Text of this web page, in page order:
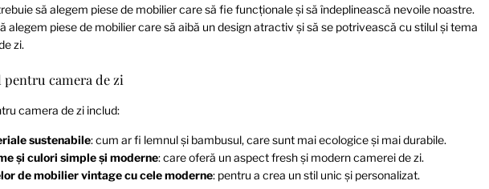
să alegem piese de mobilier care să fie funcționale și să îndeplinească nevoile noastre.
alegem piese de mobilier care să aibă un design atractiv și să se potrivească cu stilul și tema
zi.
camera de zi
camera de zi includ:
sustenabile: cum ar fi lemnul și bambusul, care sunt mai ecologice și mai durabile.
și culori simple și moderne: care oferă un aspect fresh și modern camerei de zi.
de mobilier vintage cu cele moderne: pentru a crea un stil unic și personalizat.